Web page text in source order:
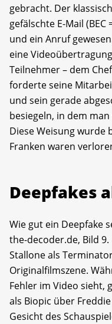
gebracht. Der
gefälschte E-Mail
und ein Anruf
eine
Teilnehmer – dem
forderte seine
und sein gerade
besiegeln, in dem
Diese Weisung wurde
Franken waren
Deepfakes
Wie gut ein Deepfake
the-decoder.de, Bild
Stallone als
Originalfilmszene.
Fehler im Video sieht,
als Biopic über
Gesicht des